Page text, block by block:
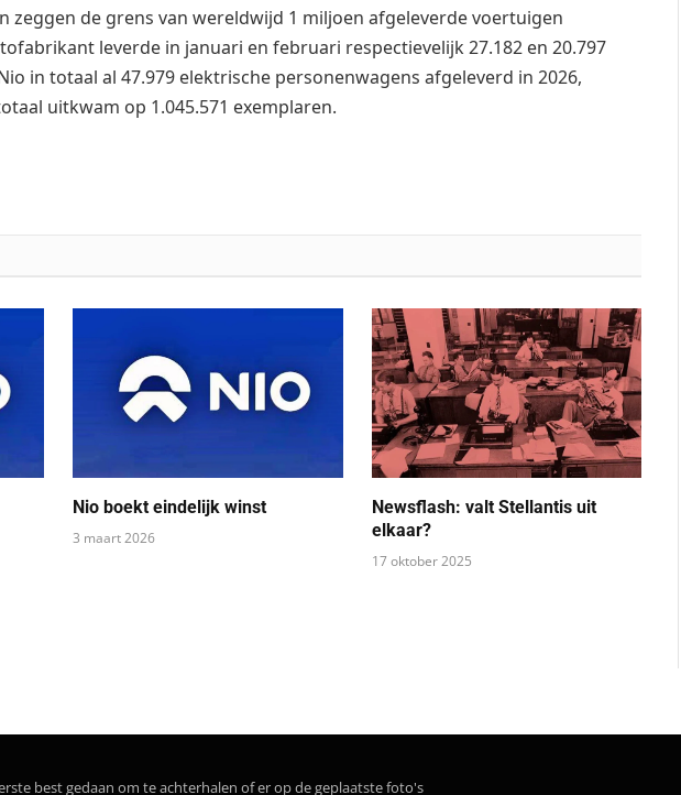
zeggen de grens van wereldwijd 1 miljoen afgeleverde voertuigen
leverde ​​in januari en februari respectievelijk 27.182 en 20.797
in totaal al 47.979 elektrische personenwagens afgeleverd in 2026,
uitkwam op 1.045.571 exemplaren.
Nio boekt eindelijk winst
3 maart 2026
Newsflash: valt Stellantis uit
elkaar?
17 oktober 2025
best gedaan om te achterhalen of er op de geplaatste foto's